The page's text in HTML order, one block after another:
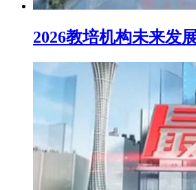
2026教培机构未来发